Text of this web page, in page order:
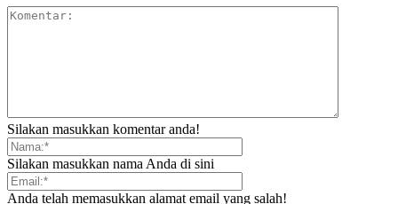
Silakan masukkan komentar anda!
Silakan masukkan nama Anda di sini
Anda telah memasukkan alamat email yang salah!